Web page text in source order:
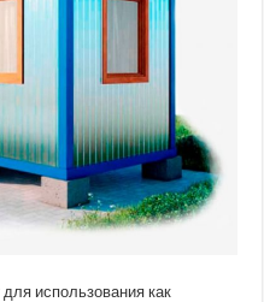
использования как